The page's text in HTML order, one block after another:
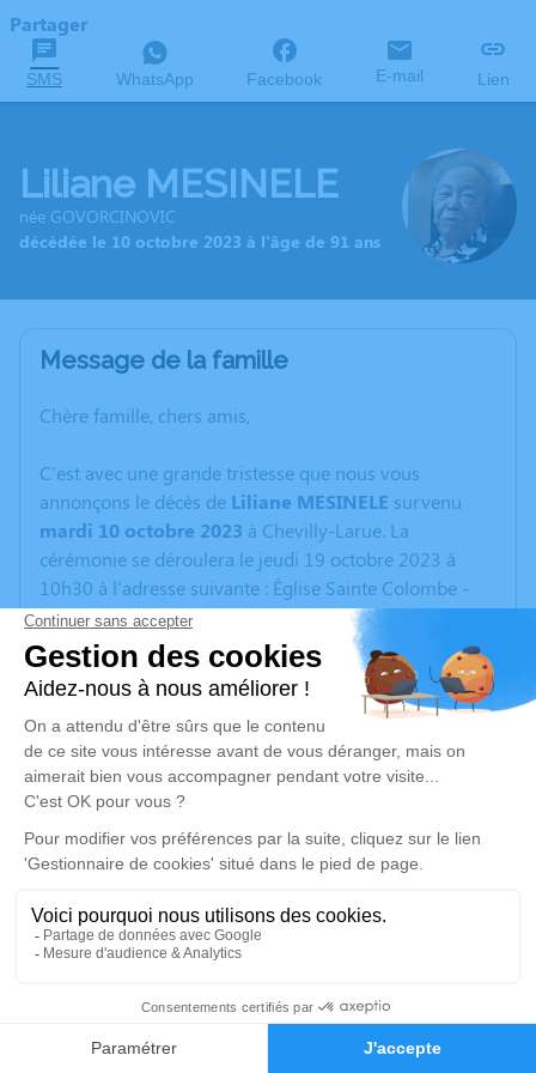
Faire-part Hommages
Partager
SMS WhatsApp Facebook E-mail Lien
Liliane MESINELE
née GOVORCINOVIC
décédée le 10 octobre 2023 à l'âge de 91 ans
Message de la famille
Chère famille, chers amis,
C'est avec une grande tristesse que nous vous
annonçons le décès de Liliane MESINELE survenu
mardi 10 octobre 2023 à Chevilly-Larue. La
cérémonie se déroulera le jeudi 19 octobre 2023 à
10h30 à l'adresse suivante : Église Sainte Colombe -
Rue du Père Mazurié - 94550 Chevilly-Larue.
Un service de plantation d’arbre hommage est
disponible ici.
Je rends hommage
Cérémonie religieuse
jeudi 19 octobre 2023 à 10h30
Rue du Père Mazurié
94550 Chevilly-Larue
Je rends hommage